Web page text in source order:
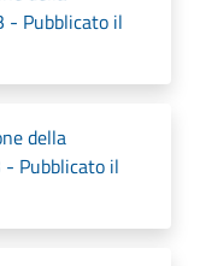
- Pubblicato il
della
Pubblicato il